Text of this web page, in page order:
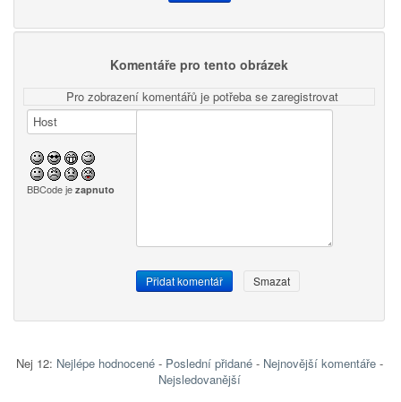
Komentáře pro tento obrázek
Pro zobrazení komentářů je potřeba se zaregistrovat
BBCode je zapnuto
Nej 12: Nejlépe hodnocené- Poslední přidané- Nejnovější komentáře-
Nejsledovanější